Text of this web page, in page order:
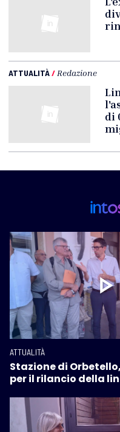
ATTUALITÀ/ Redazione
di
ATTUALITÀ
Stazione di
per il rilancio della